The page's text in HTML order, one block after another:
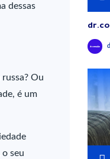
dessas
Ou
é um
seu